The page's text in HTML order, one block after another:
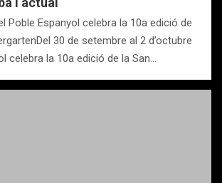
Poble Espanyol celebra la 10a edició de
30 de setembre al 2 d’octubre
celebra la 10a edició de la San…